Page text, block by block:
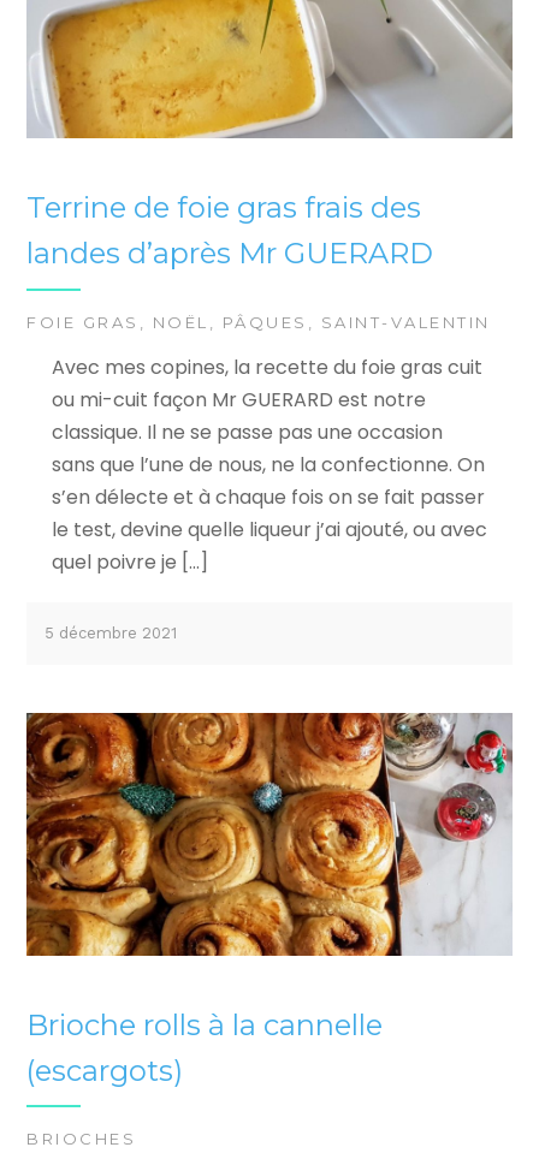
Terrine de foie gras frais des
landes d’après Mr GUERARD
FOIE GRAS NOËL PÂQUES SAINT-VALENTIN
Avec mes copines, la recette du foie gras cuit
ou mi-cuit façon Mr GUERARD est notre
classique. Il ne se passe pas une occasion
sans que l’une de nous, ne la confectionne. On
s’en délecte et à chaque fois on se fait passer
le test, devine quelle liqueur j’ai ajouté, ou avec
quel poivre je […]
5 décembre 2021
Brioche rolls à la cannelle
(escargots)
BRIOCHES